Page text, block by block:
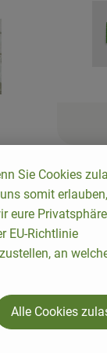
Ajouter le produit
, Prix:
pâte à
, Origine:
Association:
, Autorité de contrôle:
BE-BIO-02
favoris
Sie Cookies
somit
eure
EU-Richtlinie
an
Alle Cookies